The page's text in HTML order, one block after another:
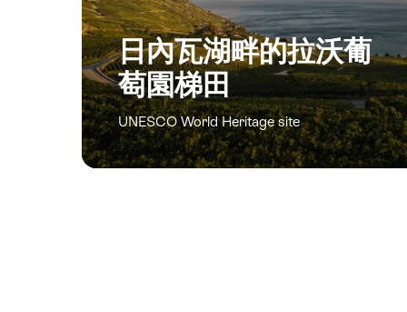
日內瓦湖畔的拉沃葡
萄園梯田
UNESCO World Heritage site